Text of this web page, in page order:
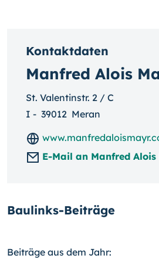
Kontaktdaten
Manfred Alois
St. Valentinstr. 2 / C
I - 39012 Meran
E-Mail an Manfred
Baulinks-Beiträge
Beiträge aus dem Jahr: